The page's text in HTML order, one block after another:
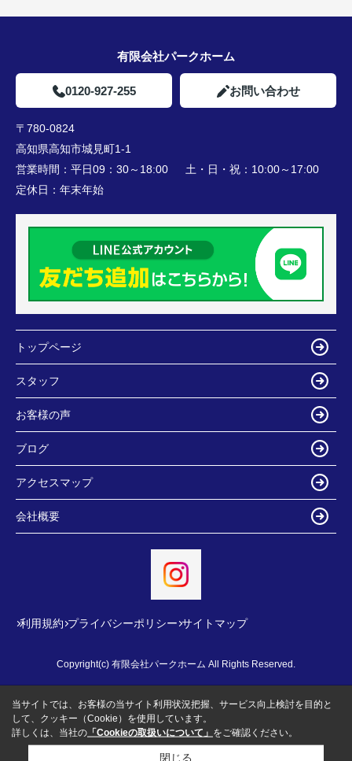
有限会社パークホーム
0120-927-255 お問い合わせ
〒780-0824
高知県高知市城見町1-1
営業時間： 平日09：30～18:00 土・日・祝：10:00～17:00
定休日： 年末年始
トップページ
スタッフ
お客様の声
ブログ
アクセスマップ
会社概要
利用規約 プライバシーポリシー サイトマップ
Copyright(c) 有限会社パークホーム All Rights Reserved.
当サイトでは、お客様の当サイト利用状況把握、サービス向上検討を目的と
して、クッキー（Cookie）を使用しています。
詳しくは、当社の 「Cookieの取扱いについて」 をご確認ください。
閉じる